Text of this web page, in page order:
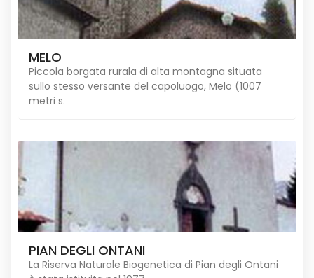
MELO
Piccola borgata rurala di alta montagna situata
sullo stesso versante del capoluogo, Melo (1007
metri s.
PIAN DEGLI ONTANI
La Riserva Naturale Biogenetica di Pian degli Ontani